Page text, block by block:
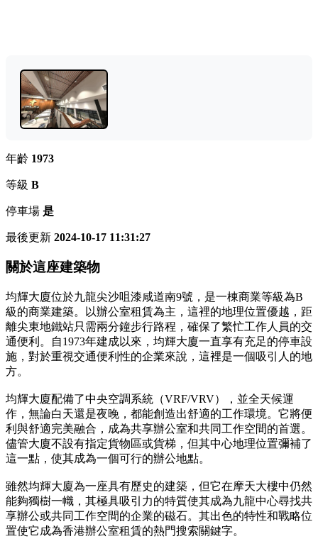
年齡 1973
等級 B
停車場 是
最後更新 2024-10-17 11:31:27
關於這座建築物
均輝大廈位於九龍尖沙咀漆咸道南9號，是一棟商業等級為B
級的商業建築。以辦公室租賃為主，這裡的地理位置優越，距
離尖東地鐵站只需兩分鐘步行路程，確保了繁忙工作人員的交
通便利。自1973年建成以來，均輝大廈一直享有充足的停車設
施，對於重視交通便利性的企業來說，這裡是一個吸引人的地
方。
均輝大廈配備了中央空調系統（VRF/VRV），並全天候運
作，無論白天還是夜晚，都能創造出舒適的工作環境。它將便
利與舒適完美融合，成為共享辦公室和共同工作空間的首選。
儘管大廈不設有指定貨物區或貨梯，但其中心地理位置彌補了
這一點，使其成為一個可行的辦公地點。
雖然均輝大廈為一座具有歷史的建築，但它在摩天大樓中仍然
能夠獨樹一幟，其極具吸引力的特質使其成為九龍中心尋找共
享辦公或共同工作空間的企業的磁石。其出色的特性和戰略位
置使它成為香港辦公室租賃的熱門搜索關鍵字。